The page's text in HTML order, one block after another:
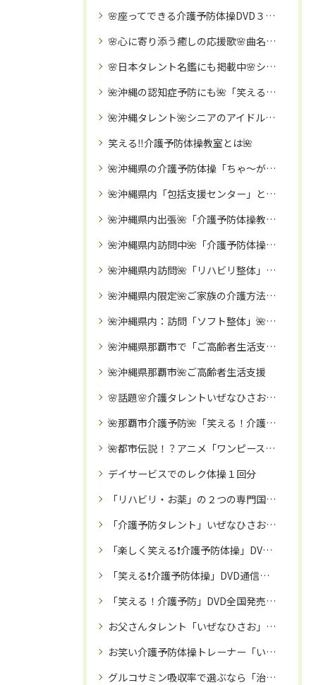
🌸座ってできる介護予防体操DVD３０分🌸
🌸心に寄り添う癒しの応援歌🌸曲名：泣いてもいいよ 歌唱：いぜなひさお🌺
🌸日本タレント名鑑にも掲載中🌸シニア・高齢者のアイドル「いぜなひさお」氏の魅力に迫る🌺！
🌺沖縄の認知症予防にも🌺「笑える❗️介護予防体操教室」🌈認知症予防・引きこもり予防・転倒予防に🌈
🌺沖縄タレント🌺シニアのアイドル「いぜなひさお」氏
笑える‼️介護予防体操教室とは🌺
🌺沖縄県の介護予防体操「ちゃ～がんじゅう体操」で心も体も元気に🌺
🌺沖縄県内「包括支援センター」と介護予防イベントコラボ依頼が殺到中🌺訪問「笑える❗️介護予防体操教室」🌈
🌺沖縄県内出張🌺「介護予防体操教室」のご案内
🌺沖縄県内訪問中🌺「介護予防体操」講座🌈
🌺沖縄県内訪問🌺「リハビリ整体」🌈お伺い致しますので、時間・移動費の節約になります🌈
🌺沖縄県内限定🌺ご家族の介護方法・リハビリなどのご相談受付中🌈一人で抱え込まずにリハビリ職歴１０年以上の実務経験のある「いぜなひさお」にご相談ください🌸
🌺沖縄県内：訪問「ソフト整体」🌺～ご高齢者・障がいのある方向け～🌈バキボキしないやさしい整体🌈
🌺沖縄県那覇市で「ご高齢者生活支援」🌺リハビリ専門家と行く！リハビリを兼ねた「買い物・病院受診同行」🌈
🌺沖縄県那覇市🌺ご高齢者生活支援
🌸話題🌸介護タレントいぜなひさお氏🌈毎月約1000人に「笑える体操❌エンタメ」活動を実施中㊗️‼️
🌺那覇市介護予防🌺「笑える！介護予防体操教室」で、笑って！！免疫力アップ・認知症予防・引きこもり予防を🌈
🌺都市伝説！？アニメ「ワンピース」海峡のジンベエモデルは沖縄県民の「いぜなひさお」氏では🌺！！
デイサービスでのレク体操１回分
「リハビリ・お薬」の２つの専門国家資格を保有するプロが推奨‼️「治療院専用サプリ」とは⁉️
「介護予防タレント」いぜなひさお氏🌸「笑い✖️介護予防体操」で、シニア・ご高齢者を笑顔で元気にさせる活動中🌈
「楽しく笑える❗️介護予防体操」DVDが、日本全国のデイサービス等の高齢者施設で話題に‼️
「笑える❗️介護予防体操」DVD通信販売🌈：専門家監修で安心
「笑える！介護予防」DVD全国発売中㊗️‼️リハビリ職として１０年以上キャリアのある「いぜなひさお」がお届けする、座ってできる約３０分体操✨大きく見やすい字幕付きDVD🌸レク教材にも👍
お父さんタレント「いぜなひさお」氏🌈介護予防活動・家族に向けた応援歌も歌う歌手活動・マルチタレントの「いぜなひさお」氏が大ブレイク中✨‼️
お笑い介護予防体操トレーナー「いぜなひさお」氏による、「笑える❗️介護予防体操教室」が沖縄で大盛況🌺
グルコサミン吸収率で選ぶなら「治療院サプリ」🌺専門家も絶賛サプリ❗️